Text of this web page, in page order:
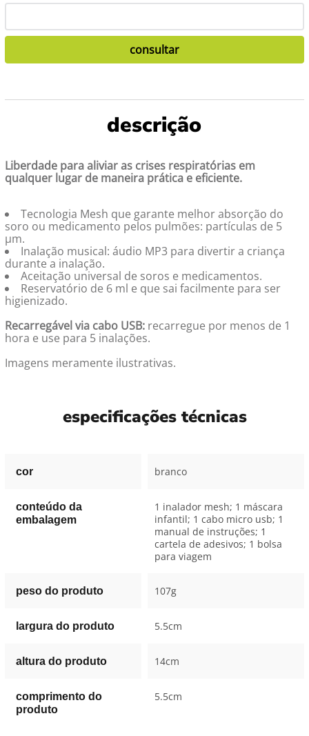
Liberdade para aliviar as crises respiratórias em
qualquer lugar de maneira prática e eficiente.
Tecnologia Mesh que garante melhor absorção do
soro ou medicamento pelos pulmões: partículas de 5
µm.
Inalação musical: áudio MP3 para divertir a criança
durante a inalação.
Aceitação universal de soros e medicamentos.
Reservatório de 6 ml e que sai facilmente para ser
higienizado.
Recarregável via cabo USB:recarregue por menos de 1
hora e use para 5 inalações.
Imagens meramente ilustrativas.
especificações técnicas
cor branco
conteúdo da
embalagem
1 inalador mesh; 1 máscara
infantil; 1 cabo micro usb; 1
manual de instruções; 1
cartela de adesivos; 1 bolsa
para viagem
peso do produto 107g
largura do produto 5.5cm
altura do produto 14cm
comprimento do
produto
5.5cm